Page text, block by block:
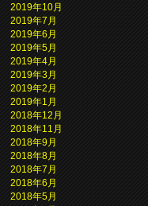
2019年10月
2019年7月
2019年6月
2019年5月
2019年4月
2019年3月
2019年2月
2019年1月
2018年12月
2018年11月
2018年9月
2018年8月
2018年7月
2018年6月
2018年5月